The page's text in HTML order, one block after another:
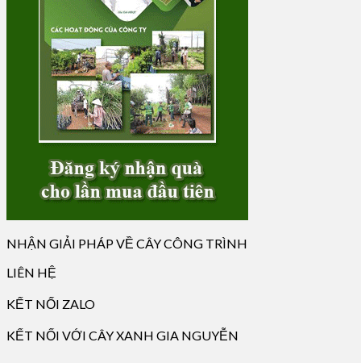
NHẬN GIẢI PHÁP VỀ CÂY CÔNG TRÌNH
LIÊN HỆ
KẾT NỐI ZALO
KẾT NỐI VỚI CÂY XANH GIA NGUYỄN